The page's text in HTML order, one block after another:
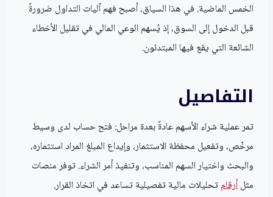
الخمس الماضية. في هذا السياق، أصبح فهم آليات التداول ضرورةً
قبل الدخول إلى السوق، إذ يُسهم الوعي المالي في تقليل الأخطاء
الشائعة التي يقع فيها المبتدئون.
التفاصيل
تمر عملية شراء الأسهم عادةً بعدة مراحل: فتح حساب لدى وسيط
مرخّص، وتفعيل محفظة الاستثمار، وإيداع المبلغ المراد استثماره،
والبحث واختيار السهم المناسب، وتنفيذ أمر الشراء. توفر منصات
مثلأرقامتحليلات مالية تفصيلية تساعد في اتخاذ القرار.